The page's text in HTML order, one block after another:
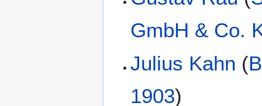
GmbH & Co.
Julius Kahn (
1903)